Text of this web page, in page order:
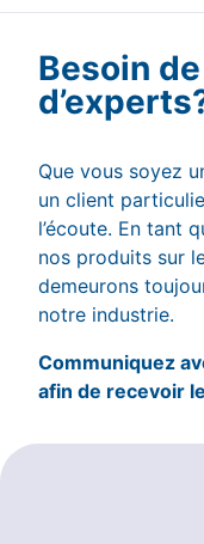
Besoin
Que vous soyez
un client
l’écoute. En tant
nos produits sur
demeurons
notre industrie.
Communiquez
afin de recevoir